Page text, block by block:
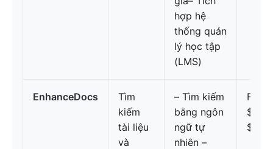
hợp hệ
thống quản
lý học tập
(LMS)
EnhanceDocs
Tìm
kiếm
tài liệu
và
– Tìm kiếm
bằng ngôn
ngữ tự
nhiên –